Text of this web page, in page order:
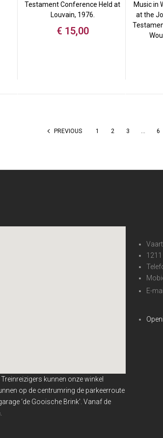
Testament Conference Held at
Louvain, 1976.
€ 15,00
Music in
at the
PREVIOUS 1 2 3 … 6
kunnen onze winkel
op de centrumring de parkeerroute
‘de Gooische Brink’. Vanaf de
E-